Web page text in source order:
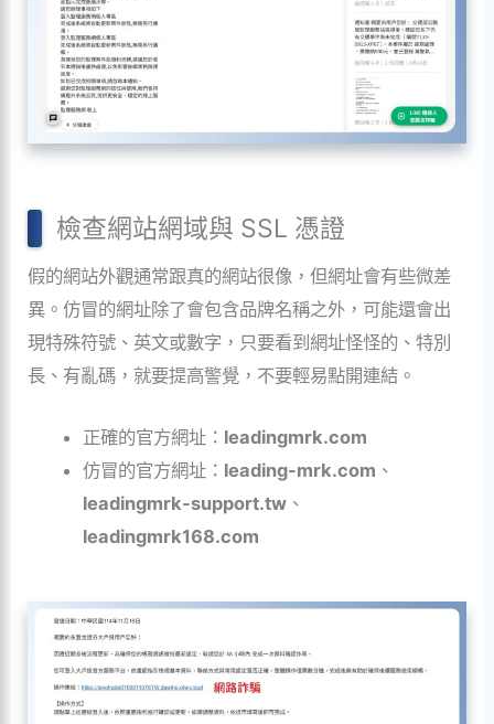
檢查網站網域與 SSL 憑證
假的網站外觀通常跟真的網站很像，但網址會有些微差
異。仿冒的網址除了會包含品牌名稱之外，可能還會出
現特殊符號、英文或數字，只要看到網址怪怪的、特別
長、有亂碼，就要提高警覺，不要輕易點開連結。
正確的官方網址： leadingmrk.com
仿冒的官方網址： leading-mrk.com 、
leadingmrk-support.tw、
leadingmrk168.com